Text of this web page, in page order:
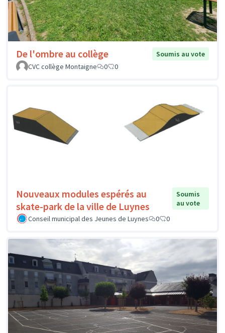
De l'ombre au collège
Soumis au vote
CVC collège Montaigne
0 0
Nouveaux modules espérés au
skate-park de la ville de Luynes
Soumis
au vote
Conseil municipal des Jeunes de Luynes
0 0